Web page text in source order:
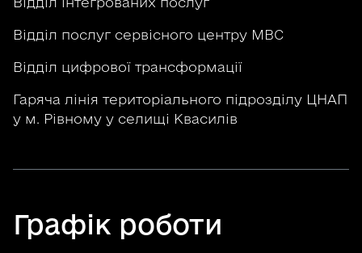
Відділ послуг сервісного центру МВС
Відділ цифрової трансформації
Гаряча лінія територіального підрозділу ЦНАП
у м. Рівному у селищі Квасилів
Графік роботи